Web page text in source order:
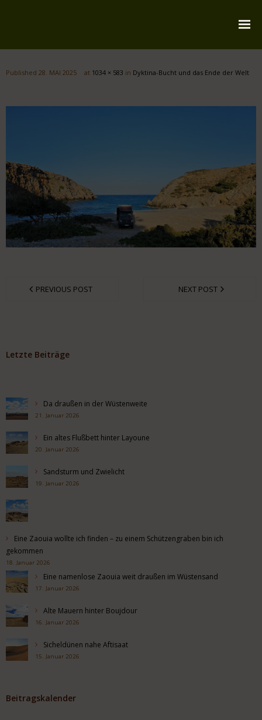
Impressum
Published 28. MAI 2025 at 1034 × 583 in Dyktina-Bucht und das Ende der Welt
PREVIOUS POST NEXT POST
Letzte Beiträge
Da draußen in der Wüstenweite
21. Januar 2026
Ein altes Flußbett hinter Layoune
20. Januar 2026
Sandsturm und Zwielicht
19. Januar 2026
Eine Zaouia wollte ich finden – zu einem Schützengraben bin ich
gekommen
18. Januar 2026
Eine namenlose Zaouia weit draußen im Wüstensand
17. Januar 2026
Alte Mauern hinter Boujdour
16. Januar 2026
Sicheldünen nahe Aftisaat
15. Januar 2026
Beitragskalender